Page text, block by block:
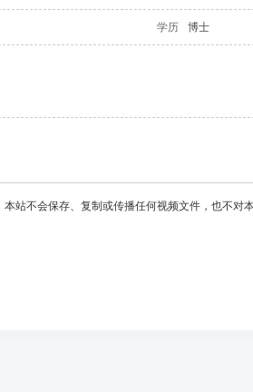
学历 博士
站不会保存、复制或传播任何视频文件，也不